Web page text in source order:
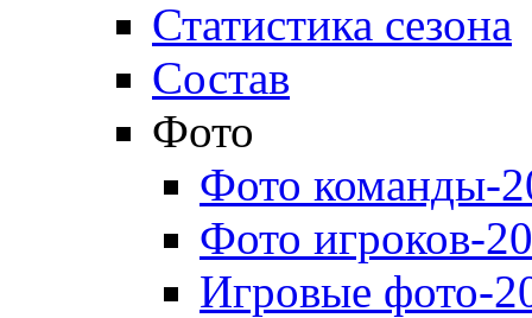
Статистика сезона
Состав
Фото
Фото команды-
Фото игроков-
Игровые фото-